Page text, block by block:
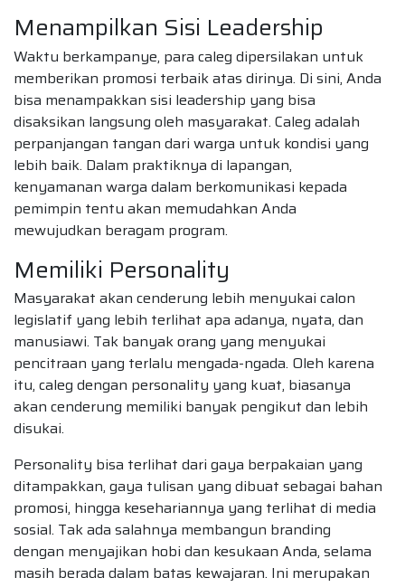
Menampilkan Sisi Leadership
Waktu berkampanye, para caleg dipersilakan untuk
memberikan promosi terbaik atas dirinya. Di sini, Anda
bisa menampakkan sisi leadership yang bisa
disaksikan langsung oleh masyarakat. Caleg adalah
perpanjangan tangan dari warga untuk kondisi yang
lebih baik. Dalam praktiknya di lapangan,
kenyamanan warga dalam berkomunikasi kepada
pemimpin tentu akan memudahkan Anda
mewujudkan beragam program.
Memiliki Personality
Masyarakat akan cenderung lebih menyukai calon
legislatif yang lebih terlihat apa adanya, nyata, dan
manusiawi. Tak banyak orang yang menyukai
pencitraan yang terlalu mengada-ngada. Oleh karena
itu, caleg dengan personality yang kuat, biasanya
akan cenderung memiliki banyak pengikut dan lebih
disukai.
Personality bisa terlihat dari gaya berpakaian yang
ditampakkan, gaya tulisan yang dibuat sebagai bahan
promosi, hingga kesehariannya yang terlihat di media
sosial. Tak ada salahnya membangun branding
dengan menyajikan hobi dan kesukaan Anda, selama
masih berada dalam batas kewajaran. Ini merupakan